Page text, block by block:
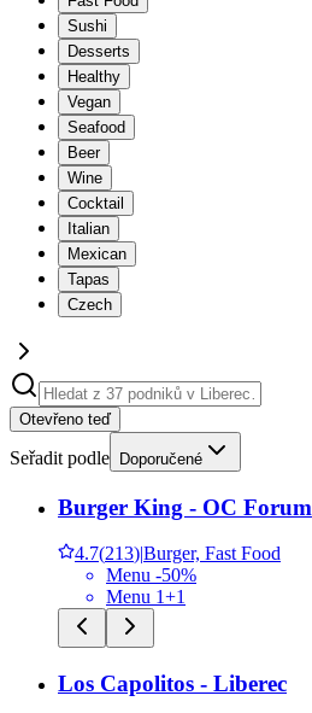
Sushi
Desserts
Healthy
Vegan
Seafood
Beer
Wine
Cocktail
Italian
Mexican
Tapas
Czech
Otevřeno teď
Seřadit podle Doporučené
Burger King - OC Forum
4.7(213)|Burger, Fast Food
Menu -50%
Menu 1+1
Los Capolitos - Liberec